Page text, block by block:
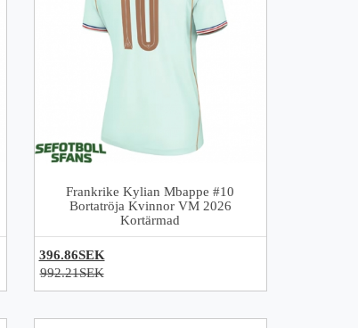
Frankrike Kylian Mbappe #10
Bortatröja Kvinnor VM 2026
Kortärmad
396.86SEK
992.21SEK